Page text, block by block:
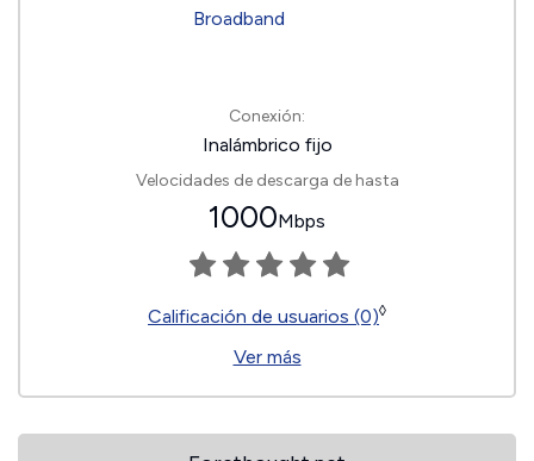
Conexión:
Inalámbrico fijo
Velocidades de descarga de hasta
1000Mbps
Calificación de usuarios (0)◊
Ver más